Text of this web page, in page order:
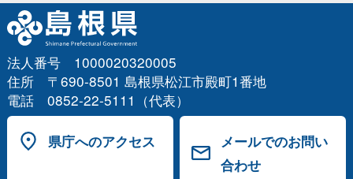
法人番号 1000020320005
住所 〒690-8501 島根県松江市殿町1番地
電話 0852-22-5111（代表）
県庁へのアクセス
メールでのお問い
合わせ